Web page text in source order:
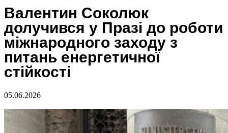
Валентин Соколюк
долучився у Празі до роботи
міжнародного заходу з
питань енергетичної
стійкості
05.06.2026